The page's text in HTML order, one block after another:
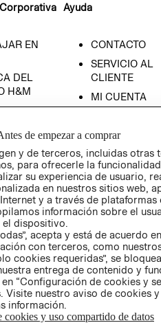
EN
DEL
H&M
CON
Ayuda
CONTACTO
SERVICIO AL
CLIENTE
MI CUENTA
- RETIRO EN
TIENDA
TÉRMINOS Y
CONDICIONES
AVISO DE
PRIVACIDAD
GIFT CARD
AVISO DE
COOKIES
de empezar a comprar
y de terceros, incluidas otras
para ofrecerle la
su experiencia de usuario,
en nuestros sitios web,
y a través de plataformas
información sobre el
dispositivo.
acepta y está de acuerdo
con terceros, como
cookies requeridas”, se
entrega de contenido y
“Configuración de cookies y
Visite nuestro aviso de cookies
información.
cookies y uso compartido de datos